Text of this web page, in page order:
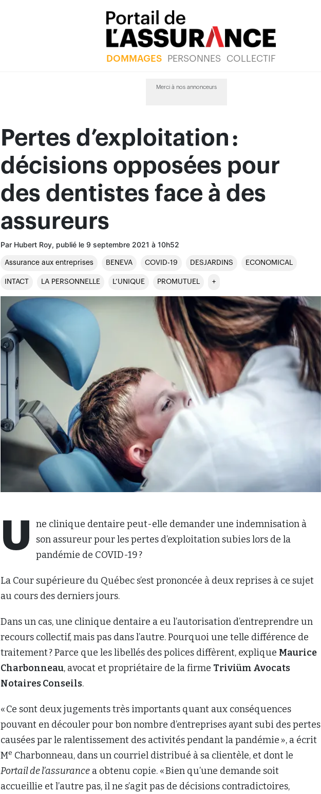
DOMMAGES PERSONNES COLLECTIF
Merci à nos annonceurs
Pertes d’exploitation :
décisions opposées pour
des dentistes face à des
assureurs
Par Hubert Roy, publié le 9 septembre 2021 à 10h52
Assurance aux entreprises BENEVA COVID-19 DESJARDINS ECONOMICAL
INTACT LA PERSONNELLE L’UNIQUE PROMUTUEL +
U ne clinique dentaire peut-elle demander une indemnisation à
son assureur pour les pertes d’exploitation subies lors de la
pandémie de COVID-19 ?
La Cour supérieure du Québec s’est prononcée à deux reprises à ce sujet
au cours des derniers jours.
Dans un cas, une clinique dentaire a eu l’autorisation d’entreprendre un
recours collectif, mais pas dans l’autre. Pourquoi une telle différence de
traitement ? Parce que les libellés des polices diffèrent, explique Maurice
Charbonneau, avocat et propriétaire de la firme Triviüm Avocats
Notaires Conseils.
« Ce sont deux jugements très importants quant aux conséquences
pouvant en découler pour bon nombre d’entreprises ayant subi des pertes
causées par le ralentissement des activités pendant la pandémie », a écrit
Me Charbonneau, dans un courriel distribué à sa clientèle, et dont le
Portail de l’assurance a obtenu copie. « Bien qu’une demande soit
accueillie et l’autre pas, il ne s’agit pas de décisions contradictoires,